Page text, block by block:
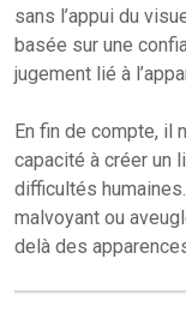
sans l’appui du
basée sur une
jugement lié à
En fin de compte, il
capacité à créer un
difficultés
malvoyant ou
delà des